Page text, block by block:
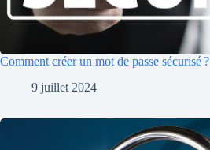
Comment créer un mot de passe sécurisé ?
9 juillet 2024